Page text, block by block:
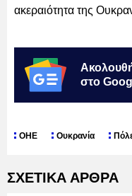
ακεραιότητα της
στο
ΟΗΕ Ουκρανία
ΣΧΕΤΙΚΑ ΑΡΘΡΑ